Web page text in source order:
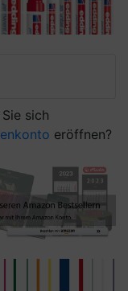
sich
eröffnen?